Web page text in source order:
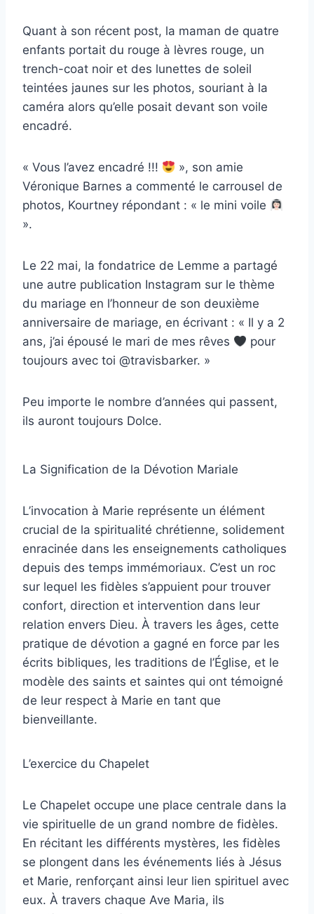
Quant à son récent post, la maman de quatre
enfants portait du rouge à lèvres rouge, un
trench-coat noir et des lunettes de soleil
teintées jaunes sur les photos, souriant à la
caméra alors qu’elle posait devant son voile
encadré.
« Vous l’avez encadré !!!
», son amie
Véronique Barnes a commenté le carrousel de
photos, Kourtney répondant : « le mini voile
».
Le 22 mai, la fondatrice de Lemme a partagé
une autre publication Instagram sur le thème
du mariage en l’honneur de son deuxième
anniversaire de mariage, en écrivant : « Il y a 2
ans, j’ai épousé le mari de mes rêves
pour
toujours avec toi @travisbarker. »
Peu importe le nombre d’années qui passent,
ils auront toujours Dolce.
La Signification de la Dévotion Mariale
L’invocation à Marie représente un élément
crucial de la spiritualité chrétienne, solidement
enracinée dans les enseignements catholiques
depuis des temps immémoriaux. C’est un roc
sur lequel les fidèles s’appuient pour trouver
confort, direction et intervention dans leur
relation envers Dieu. À travers les âges, cette
pratique de dévotion a gagné en force par les
écrits bibliques, les traditions de l’Église, et le
modèle des saints et saintes qui ont témoigné
de leur respect à Marie en tant que
bienveillante.
L’exercice du Chapelet
Le Chapelet occupe une place centrale dans la
vie spirituelle de un grand nombre de fidèles.
En récitant les différents mystères, les fidèles
se plongent dans les événements liés à Jésus
et Marie, renforçant ainsi leur lien spirituel avec
eux. À travers chaque Ave Maria, ils